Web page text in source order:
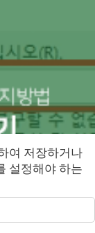
여 저장하거나
설정해야 하는